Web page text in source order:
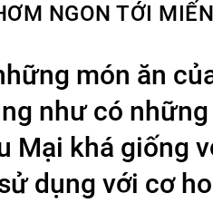
NGON TỚI
món ăn
như có
Mại khá giống
dụng với cơ